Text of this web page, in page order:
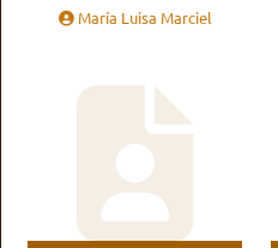
María Luisa Marciel